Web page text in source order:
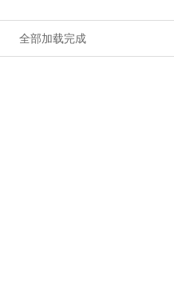
全部加载完成